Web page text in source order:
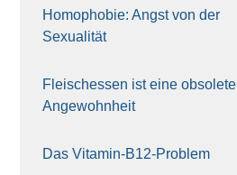
Homo­pho­bie: Angst von der
Sexua­li­tät
Fleisch­essen ist eine obso­le­te
An‍ge‍wohn‍heit
Das Vit­amin-B12-Pro­blem